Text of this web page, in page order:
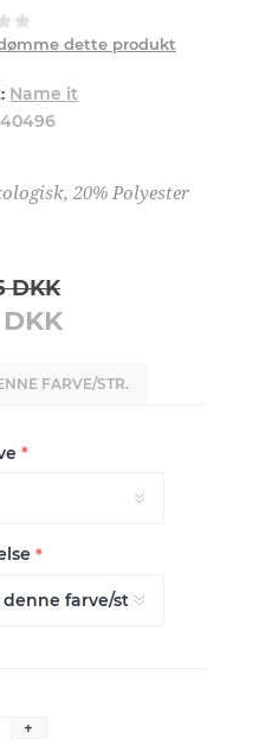
dette produkt
Name it
20% Polyester
DKK
FARVE/STR.
*
*
+